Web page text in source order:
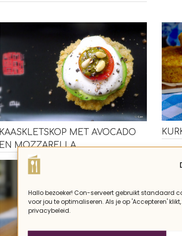
Hallo bezoeker! Con-serveert gebruikt standaard
voor jou te optimaliseren. Als je op 'Accepteren'
privacybeleid.
KAASKLETSKOP MET AVOCADO
EN MOZZARELLA